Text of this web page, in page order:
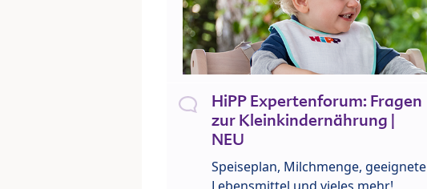
HiPP Expertenforum: Fragen
zur Kleinkindernährung |
NEU
Speiseplan, Milchmenge, geeignete
Lebensmittel und vieles mehr!